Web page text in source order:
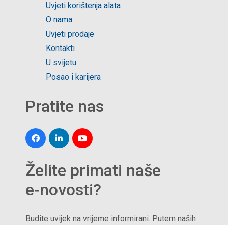
Uvjeti korištenja alata
O nama
Uvjeti prodaje
Kontakti
U svijetu
Posao i karijera
Pratite nas
Želite primati naše
e‑novosti?
Budite uvijek na vrijeme informirani. Putem naših